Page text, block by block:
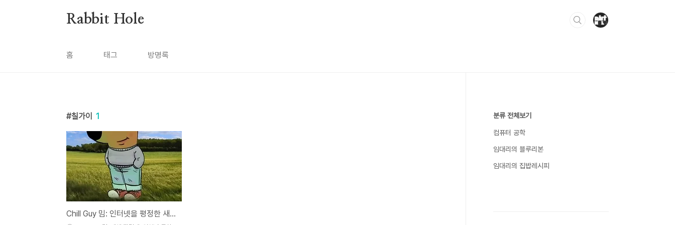
Rabbit Hole
홈 태그 방명록
칠가이 1
Chill Guy 밈: 인터넷을 평정한 새로운 쿨가이
분류 전체보기
컴퓨터 공학
임대리의 블루리본
임대리의 집밥레시피